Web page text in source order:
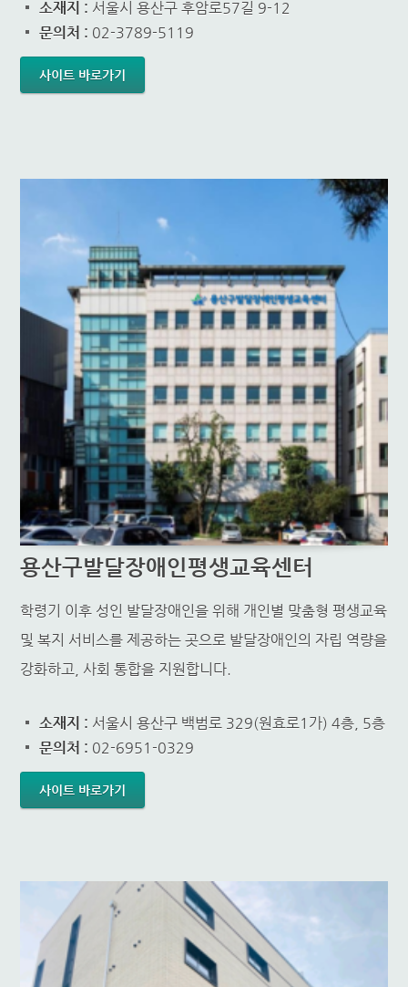
소재지 : 서울시 용산구 후암로57길 9-12
문의처 : 02-3789-5119
사이트 바로가기
용산구발달장애인평생교육센터
학령기 이후 성인 발달장애인을 위해 개인별 맞춤형 평생교육
및 복지 서비스를 제공하는 곳으로 발달장애인의 자립 역량을
강화하고, 사회 통합을 지원합니다.
소재지 : 서울시 용산구 백범로 329(원효로1가) 4층, 5층
문의처 : 02-6951-0329
사이트 바로가기